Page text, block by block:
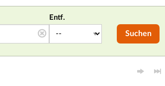
Entf.
Suchen